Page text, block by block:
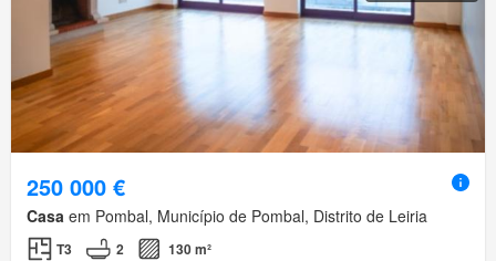
250 000 €
Casa em Pombal, Município de Pombal, Distrito de Leiria
T3 2 130 m²